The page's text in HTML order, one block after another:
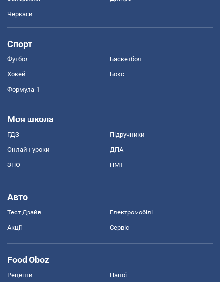
Черкаси
Спорт
Футбол Баскетбол
Хокей Бокс
Формула-1
Моя школа
ГДЗ Підручники
Онлайн уроки ДПА
ЗНО НМТ
Авто
Тест Драйв Електромобілі
Акції Сервіс
Food Oboz
Рецепти Напої